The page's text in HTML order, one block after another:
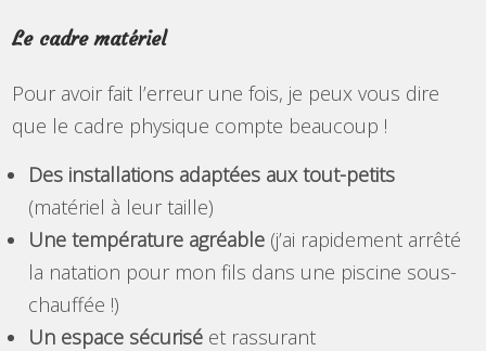
Le cadre matériel
Pour avoir fait l’erreur une fois, je peux vous dire
que le cadre physique compte beaucoup !
Des installations adaptées aux tout-petits
(matériel à leur taille)
Une température agréable (j’ai rapidement arrêté
la natation pour mon fils dans une piscine sous-
chauffée !)
Un espace sécurisé et rassurant